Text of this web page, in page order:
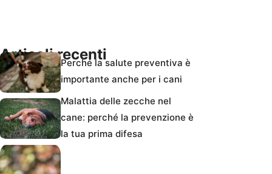
Articoli recentiPerché la salute preventiva è
importante anche per i cani
Malattia delle zecche nel
cane: perché la prevenzione è
la tua prima difesa